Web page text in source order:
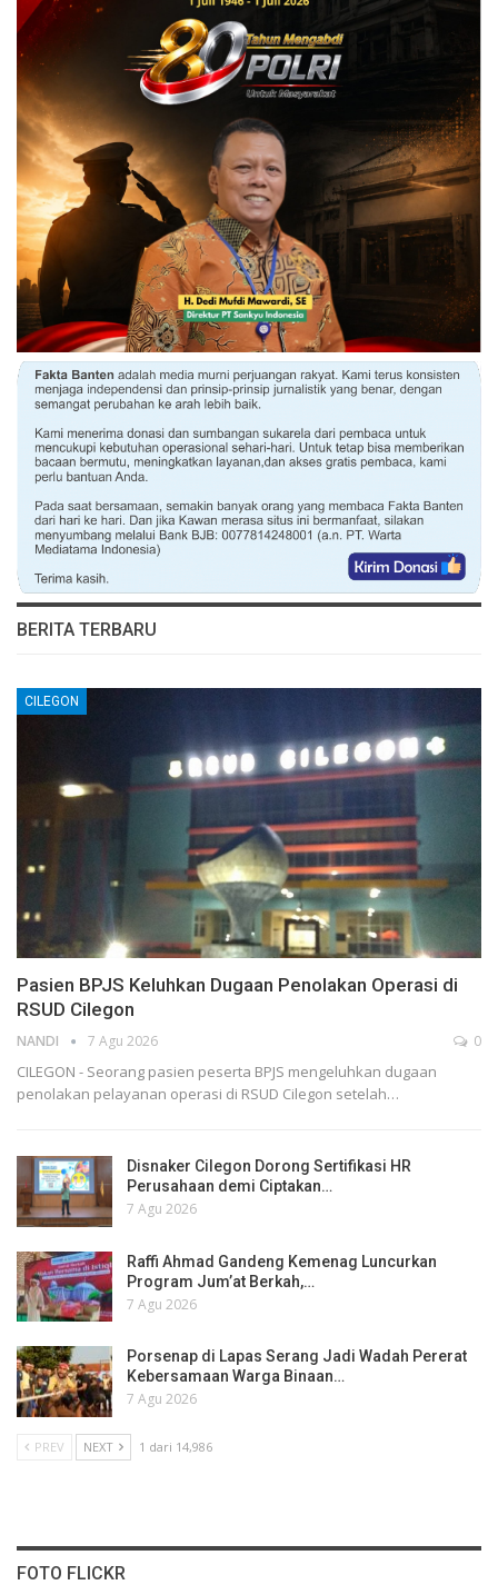
BERITA TERBARU
CILEGON
Pasien BPJS Keluhkan Dugaan Penolakan Operasi di
RSUD Cilegon
NANDI 7 Agu 2026 0
CILEGON - Seorang pasien peserta BPJS mengeluhkan dugaan
penolakan pelayanan operasi di RSUD Cilegon setelah…
Disnaker Cilegon Dorong Sertifikasi HR
Perusahaan demi Ciptakan…
7 Agu 2026
Raffi Ahmad Gandeng Kemenag Luncurkan
Program Jum’at Berkah,…
7 Agu 2026
Porsenap di Lapas Serang Jadi Wadah Pererat
Kebersamaan Warga Binaan…
7 Agu 2026
PREV NEXT 1 dari 14,986
FOTO FLICKR